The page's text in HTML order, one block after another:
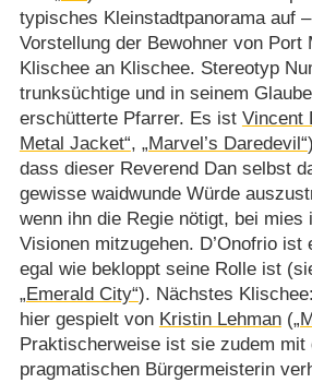
typisches Kleinstadtpanorama auf
Vorstellung der Bewohner von Port
Klischee an Klischee. Stereotyp
trunksüchtige und in seinem
erschütterte Pfarrer. Es ist Vincent
Metal Jacket“, „Marvel’s Daredevil“
dass dieser Reverend Dan selbst
gewisse waidwunde Würde
wenn ihn die Regie nötigt, bei mies
Visionen mitzugehen. D’Onofrio ist
egal wie bekloppt seine Rolle ist
„Emerald City“). Nächstes
hier gespielt von Kristin Lehman(
Praktischerweise ist sie zudem mit
pragmatischen Bürgermeisterin